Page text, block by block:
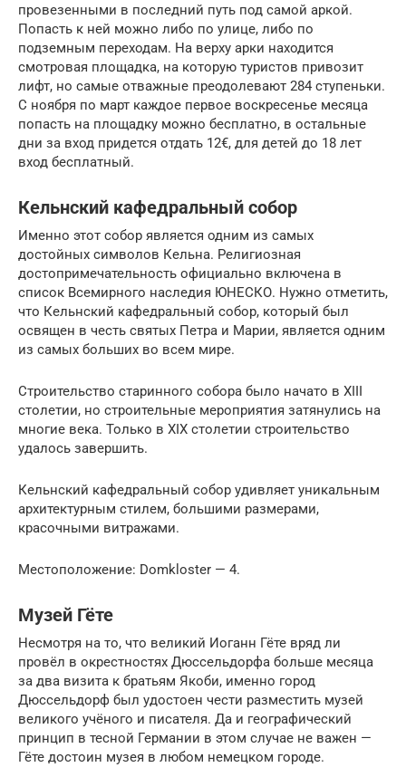
провезенными в последний путь под самой аркой.
Попасть к ней можно либо по улице, либо по
подземным переходам. На верху арки находится
смотровая площадка, на которую туристов привозит
лифт, но самые отважные преодолевают 284 ступеньки.
С ноября по март каждое первое воскресенье месяца
попасть на площадку можно бесплатно, в остальные
дни за вход придется отдать 12€, для детей до 18 лет
вход бесплатный.
Кельнский кафедральный собор
Именно этот собор является одним из самых
достойных символов Кельна. Религиозная
достопримечательность официально включена в
список Всемирного наследия ЮНЕСКО. Нужно отметить,
что Кельнский кафедральный собор, который был
освящен в честь святых Петра и Марии, является одним
из самых больших во всем мире.
Строительство старинного собора было начато в XIII
столетии, но строительные мероприятия затянулись на
многие века. Только в XIX столетии строительство
удалось завершить.
Кельнский кафедральный собор удивляет уникальным
архитектурным стилем, большими размерами,
красочными витражами.
Местоположение: Domkloster — 4.
Музей Гёте
Несмотря на то, что великий Иоганн Гёте вряд ли
провёл в окрестностях Дюссельдорфа больше месяца
за два визита к братьям Якоби, именно город
Дюссельдорф был удостоен чести разместить музей
великого учёного и писателя. Да и географический
принцип в тесной Германии в этом случае не важен —
Гёте достоин музея в любом немецком городе.